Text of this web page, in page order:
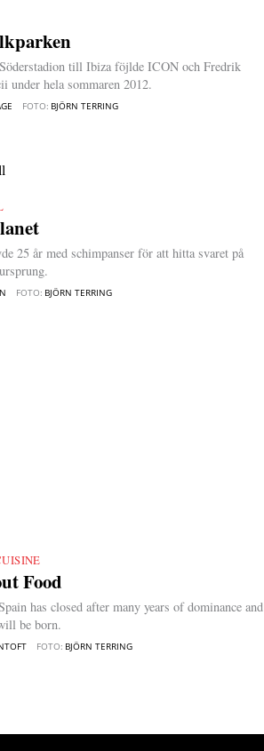
till Ibiza föjlde ICON och Fredrik
under hela sommaren 2012.
FOTO: BJÖRN TERRING
25 år med schimpanser för att hitta svaret på
FOTO: BJÖRN TERRING
Food
has closed after many years of dominance and
be born.
FOTO: BJÖRN TERRING